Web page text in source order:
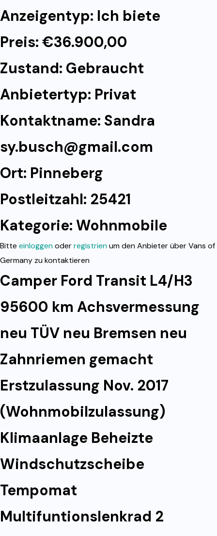
Anzeigentyp: Ich biete
Preis: €36.900,00
Zustand: Gebraucht
Anbietertyp: Privat
Kontaktname: Sandra
sy.busch@gmail.com
Ort: Pinneberg
Postleitzahl: 25421
Kategorie: Wohnmobile
Bitte einloggenoderregistrienum den Anbieter über Vans of
Germany zu kontaktieren
Camper Ford Transit L4/H3
95600 km Achsvermessung
neu TÜV neu Bremsen neu
Zahnriemen gemacht
Erstzulassung Nov. 2017
(Wohnmobilzulassung)
Klimaanlage Beheizte
Windschutzscheibe
Tempomat
Multifuntionslenkrad 2